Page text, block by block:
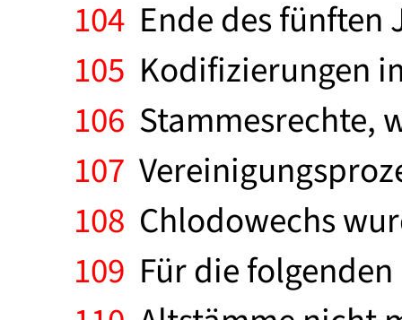
104 Ende des
105 Kodifizierungen
106 Stammesrechte,
107
108 Chlodowechs
109 Für die